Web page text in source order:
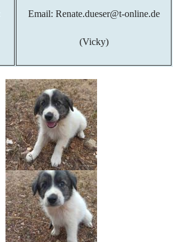
Email: Renate.dueser@t-online.de
(Vicky)